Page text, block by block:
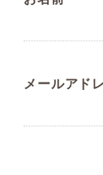
メールアド